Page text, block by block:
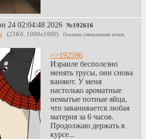
24 02:04:48 2026 №192616
(23Кб, 1000x1000)
Показана уменьшенная копия,
>>192596
Израиле бесполезно
менять трусы, они снова
ваняют. У меня
настолько ароматные
немытые потные яйца,
что заванивается любая
материя за 6 часов.
Продолжаю держать в
курсе...